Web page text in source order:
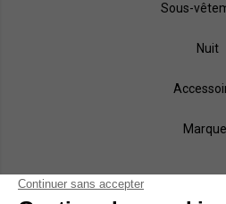
Sous-
Nuit
NOS MÉTHODES